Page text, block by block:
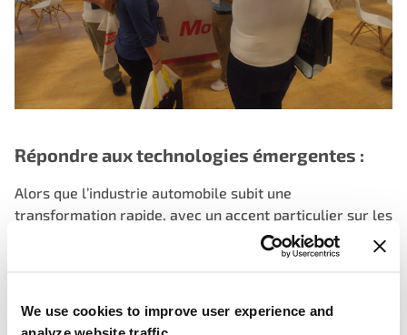
We use cookies to improve user experience and
analyze website traffic.
Répondre aux technologies émergentes :
Alors que l’industrie automobile subit une
transformation rapide, avec un accent particulier sur les
véhicules électriques (VE) et les technologies
émergentes, MotoRad s’est positionné à l’avant-garde.
MotoRad à rester à la pointe, en adaptant sa gamme de
produits pour répondre aux besoins évolutifs du